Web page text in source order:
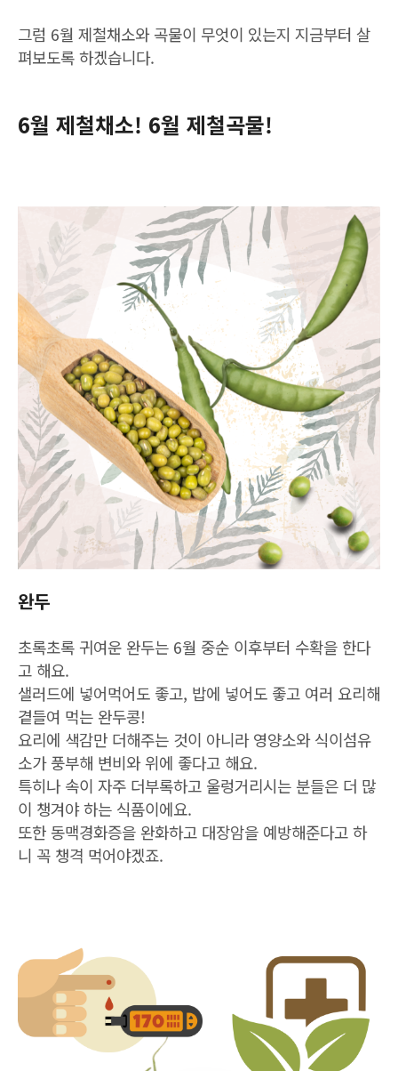
그럼 6월 제철채소와 곡물이 무엇이 있는지 지금부터 살
펴보도록 하겠습니다.
6월 제철채소! 6월 제철곡물!
완두
초록초록 귀여운 완두는 6월 중순 이후부터 수확을 한다
고 해요.
샐러드에 넣어먹어도 좋고, 밥에 넣어도 좋고 여러 요리해
곁들여 먹는 완두콩!
요리에 색감만 더해주는 것이 아니라 영양소와 식이섬유
소가 풍부해 변비와 위에 좋다고 해요.
특히나 속이 자주 더부록하고 울렁거리시는 분들은 더 많
이 챙겨야 하는 식품이에요.
또한 동맥경화증을 완화하고 대장암을 예방해준다고 하
니 꼭 챙격 먹어야겠죠.